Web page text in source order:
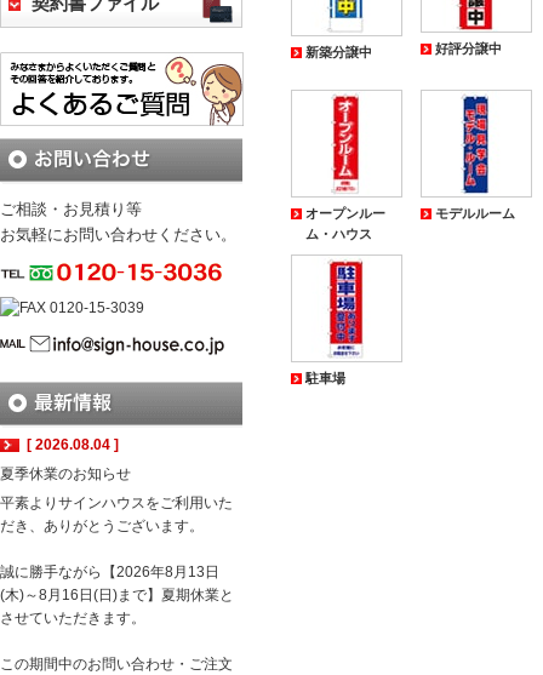
新築分譲中 好評分譲中
オープンルー
ム・ハウス
モデルルーム
駐車場
契約書ファイル
ご相談・お見積り等
お気軽にお問い合わせください。
[ 2026.08.04 ]
夏季休業のお知らせ
平素よりサインハウスをご利用いた
だき、ありがとうございます。
誠に勝手ながら【2026年8月13日
(木)～8月16日(日)まで】夏期休業と
させていただきます。
この期間中のお問い合わせ・ご注文